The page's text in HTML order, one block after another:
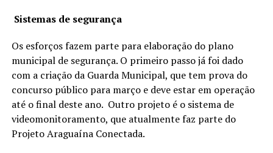
Sistemas de segurança
Os esforços fazem parte para elaboração do plano
municipal de segurança. O primeiro passo já foi dado
com a criação da Guarda Municipal, que tem prova do
concurso público para março e deve estar em operação
até o final deste ano. Outro projeto é o sistema de
videomonitoramento, que atualmente faz parte do
Projeto Araguaína Conectada.